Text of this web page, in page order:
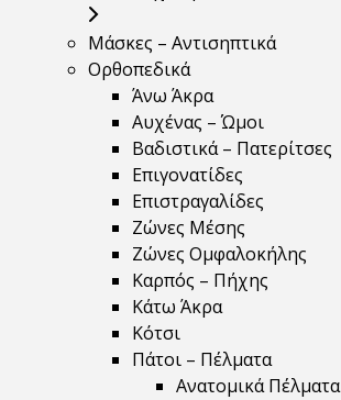
Μάσκες – Αντισηπτικά
Ορθοπεδικά
Άνω Άκρα
Αυχένας – Ώμοι
Βαδιστικά – Πατερίτσες
Επιγονατίδες
Επιστραγαλίδες
Ζώνες Μέσης
Ζώνες Ομφαλοκήλης
Καρπός – Πήχης
Κάτω Άκρα
Κότσι
Πάτοι – Πέλματα
Ανατομικά Πέλματα